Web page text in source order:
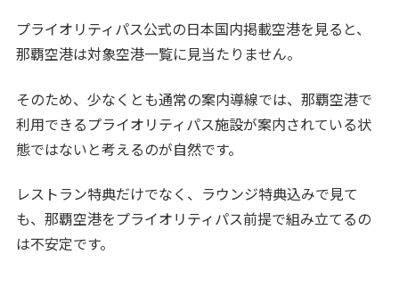
プライオリティパス公式の日本国内掲載空港を見ると、
那覇空港は対象空港一覧に見当たりません。
そのため、少なくとも通常の案内導線では、那覇空港で
利用できるプライオリティパス施設が案内されている状
態ではないと考えるのが自然です。
レストラン特典だけでなく、ラウンジ特典込みで見て
も、那覇空港をプライオリティパス前提で組み立てるの
は不安定です。